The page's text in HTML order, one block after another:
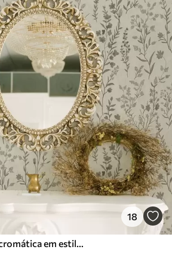
18
Relva de prado monocromática em estilo vintage